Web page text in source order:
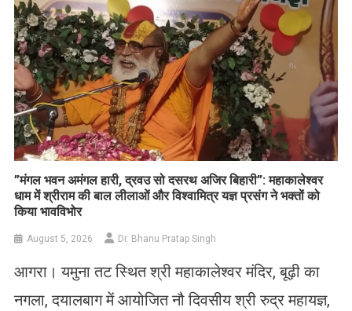
​”मंगल भवन अमंगल हारी, द्रवउ सो दसरथ अजिर बिहारी”: महाकालेश्वर
धाम में श्रीराम की बाल लीलाओं और विश्वामित्र यज्ञ प्रसंग ने भक्तों को
किया भावविभोर
August 5, 2026 Dr. Bhanu Pratap Singh
आगरा। यमुना तट स्थित श्री महाकालेश्वर मंदिर, बूढ़ी का
नगला, दयालबाग में आयोजित नौ दिवसीय श्री रुद्र महायज्ञ,